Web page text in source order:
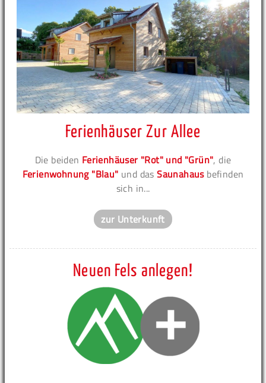
Ferienhäuser Zur Allee
Die beiden Ferienhäuser "Rot" und "Grün", die
Ferienwohnung "Blau" und dasSaunahausbefinden
sich in...
zur Unterkunft
Neuen Fels anlegen!